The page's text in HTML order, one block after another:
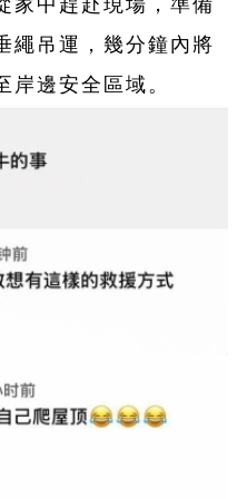
家中趕赴現場，準備
繩吊運，幾分鐘內將
岸邊安全區域。